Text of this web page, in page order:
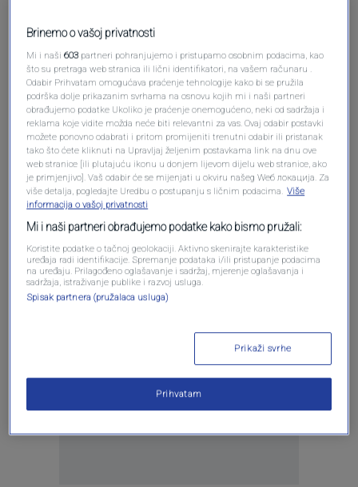
Oglas
Brinemo o vašoj privatnosti
Mi i naši603 partneri pohranjujemo i pristupamo osobnim podacima, kao
što su pretraga web stranica ili lični identifikatori, na vašem računaru .
Odabir Prihvatam omogućava praćenje tehnologije kako bi se pružila
podrška dolje prikazanim svrhama na osnovu kojih mi i naši partneri
obrađujemo podatke Ukoliko je praćenje onemogućeno, neki od sadržaja i
reklama koje vidite možda neće biti relevantni za vas. Ovaj odabir postavki
možete ponovno odabrati i pritom promijeniti trenutni odabir ili pristanak
tako što ćete kliknuti na Upravljaj željenim postavkama link na dnu ove
web stranice [ili plutajuću ikonu u donjem lijevom dijelu web stranice, ako
je primjenjivo]. Vaš odabir će se mijenjati u okviru našeg Wеб локација. Za
više detalja, pogledajte Uredbu o postupanju s ličnim podacima. Više
informacija o vašoj privatnosti
Mi i naši partneri obrađujemo podatke kako bismo pružali:
Koristite podatke o tačnoj geolokaciji. Aktivno skenirajte karakteristike
uređaja radi identifikacije. Spremanje podataka i/ili pristupanje podacima
na uređaju. Prilagođeno oglašavanje i sadržaj, mjerenje oglašavanja i
sadržaja, istraživanje publike i razvoj usluga.
Spisak partnera (pružalaca usluga)
Prikaži svrhe
Prihvatam